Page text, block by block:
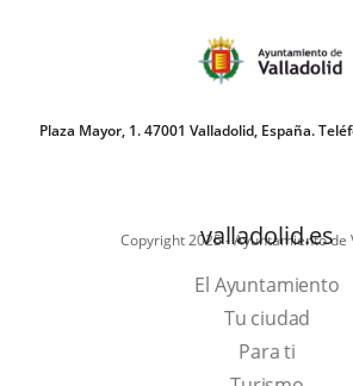
aplicación
externa.
Plaza Mayor, 1. 47001 Valladolid, España.
Copyright 2025 - Ayuntamiento de
valladolid.es
El Ayuntamiento
Tu ciudad
Para ti